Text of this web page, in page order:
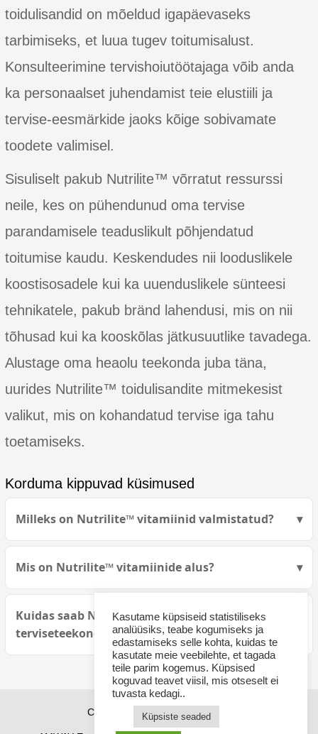
toidulisandid on mõeldud igapäevaseks
tarbimiseks, et luua tugev toitumisalust.
Konsulteerimine tervishoiutöötajaga võib anda
ka personaalset juhendamist teie elustiili ja
tervise-eesmärkide jaoks kõige sobivamate
toodete valimisel.
Sisuliselt pakub Nutrilite™ võrratut ressurssi
neile, kes on pühendunud oma tervise
parandamisele teaduslikult põhjendatud
toitumise kaudu. Keskendudes nii looduslikele
koostisosadele kui ka uuenduslikele sünteesi
tehnikatele, pakub bränd lahendusi, mis on nii
tõhusad kui ka kooskõlas jätkusuutlike tavadega.
Alustage oma heaolu teekonda juba täna,
uurides Nutrilite™ toidulisandite mitmekesist
valikut, mis on kohandatud tervise iga tahu
toetamiseks.
Korduma kippuvad küsimused
Milleks on Nutrilite™ vitamiinid valmistatud?
Mis on Nutrilite™ vitamiinide alus?
Kuidas saab Nutrilite™ muuta teie
terviseteekonda?
Copyright © 2026 sponsor21.ee
Kasutame küpsiseid statistiliseks
analüüsiks, teabe kogumiseks ja
edastamiseks selle kohta, kuidas te
kasutate meie veebilehte, et tagada
teile parim kogemus. Küpsised
koguvad teavet viisil, mis otseselt ei
tuvasta kedagi..
Küpsiste seaded